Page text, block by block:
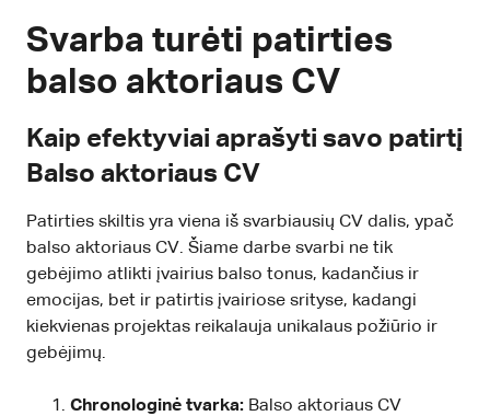
Svarba turėti patirties
balso aktoriaus CV
Kaip efektyviai aprašyti savo patirtį
Balso aktoriaus CV
Patirties skiltis yra viena iš svarbiausių CV dalis, ypač
balso aktoriaus CV. Šiame darbe svarbi ne tik
gebėjimo atlikti įvairius balso tonus, kadančius ir
emocijas, bet ir patirtis įvairiose srityse, kadangi
kiekvienas projektas reikalauja unikalaus požiūrio ir
gebėjimų.
Chronologinė tvarka: Balso aktoriaus CV